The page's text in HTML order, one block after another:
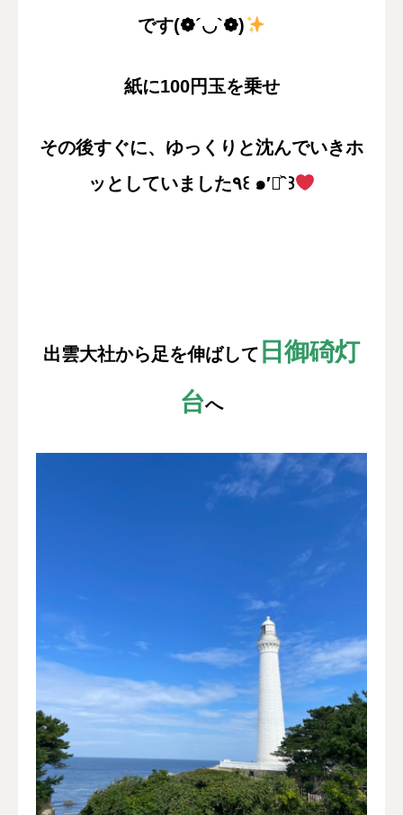
です(❁´◡`❁)
紙に100円玉を乗せ
その後すぐに、ゆっくりと沈んでいきホ
ッとしていました ٩꒰ ๑′◡͐`꒱
出雲大社から足を伸ばして 日御碕灯
台へ